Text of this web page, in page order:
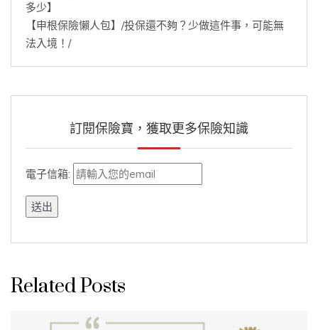
多少】
【申根保險懶人包】/投保還不夠？少做這件事，可能無
法入境！/
訂閱保險寶，獲取更多保險知識
電子信箱:
Related Posts